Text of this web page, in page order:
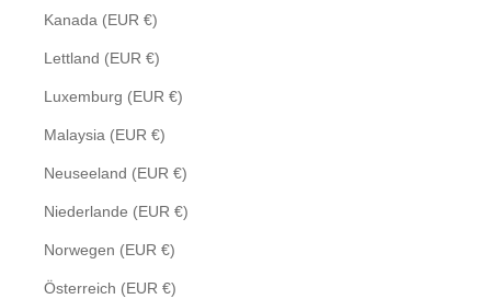
Kanada (EUR €)
Lettland (EUR €)
Luxemburg (EUR €)
Malaysia (EUR €)
Neuseeland (EUR €)
Niederlande (EUR €)
Norwegen (EUR €)
Österreich (EUR €)